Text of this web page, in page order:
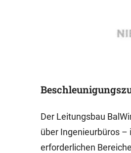
Der Leitungsbau
über Ingenieurbüros –
erforderlichen